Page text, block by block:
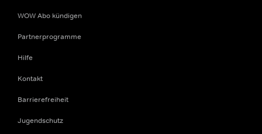
WOW Abo kündigen
Partnerprogramme
Hilfe
Kontakt
Barrierefreiheit
Jugendschutz